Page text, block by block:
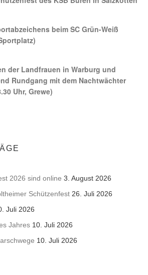
beim SC Grün-Weiß
der Landfrauen in Warburg und
Rundgang mit dem Nachtwächter
Uhr, Grewe)
2026 sind online 3. August 2026
Schützenfest 26. Juli 2026
Juli 2026
Jahres 10. Juli 2026
10. Juli 2026